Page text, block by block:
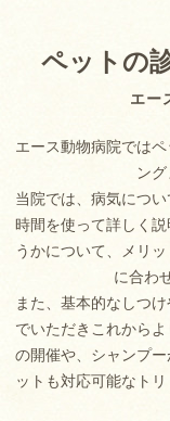
エー
ペットの
エース動物病院では
ン
当院では、病気につ
時間を使って詳しく
うかについて、メリ
に合わ
また、基本的なしつ
でいただきこれから
の開催や、シャンプ
ットも対応可能なト